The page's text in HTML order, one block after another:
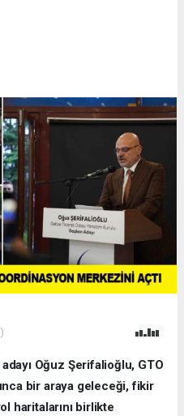
Oğuz Şerifalioğlu, GTO
bir araya geleceği, fikir
haritalarını birlikte